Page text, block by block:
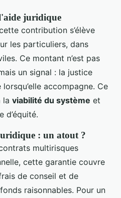
juridique
contribution s’élève
les particuliers, dans
Ce montant n’est pas
un signal : la justice
accompagne. Ce
la viabilité du système et
d’équité.
: un atout ?
multirisques
cette garantie couvre
de conseil et de
raisonnables. Pour un